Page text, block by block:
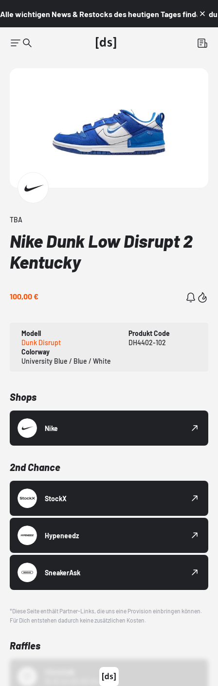
Alle wichtigen News & Restocks des heutigen Tages findest du
TBA
Nike Dunk Low Disrupt 2
Kentucky
100,00 €
Modell
Dunk Disrupt
Produkt Code
DH4402-102
Colorway
University Blue / Blue / White
Shops
Nike
2nd Chance
StockX
Hypeneedz
SneakerAsk
*Diese Seite enthält Partner-Links, die uns eine Provision einbringen können.
Für Dich entstehen dadurch keine zusätzlichen Kosten.
Raffles